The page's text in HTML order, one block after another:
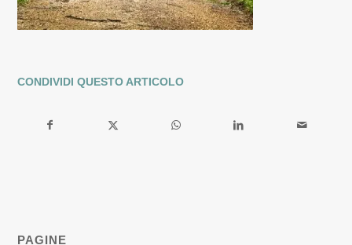
CONDIVIDI QUESTO ARTICOLO
PAGINE